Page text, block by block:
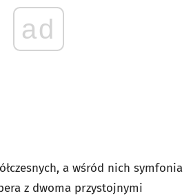
ad
a wśród nich symfonia
z dwoma przystojnymi